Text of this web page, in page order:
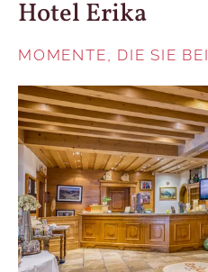
Hotel Erika
MOMENTE, DIE SIE